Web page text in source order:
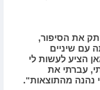
את הסיפור,
עם שיניים
הציע לעשות לי
עברתי את
נהנה מהתוצאות".